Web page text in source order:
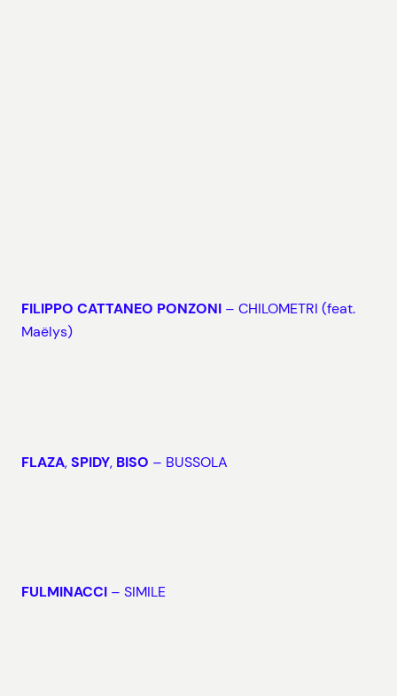
FILIPPO CATTANEO PONZONI – CHILOMETRI (feat.
Maëlys)
FLAZA,SPIDY, BISO – BUSSOLA
FULMINACCI – SIMILE